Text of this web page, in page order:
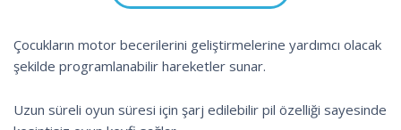
Çocukların motor becerilerini geliştirmelerine yardımcı olacak
şekilde programlanabilir hareketler sunar.
Uzun süreli oyun süresi için şarj edilebilir pil özelliği sayesinde